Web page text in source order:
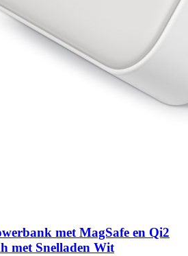
met MagSafe en Qi2
met Snelladen Wit